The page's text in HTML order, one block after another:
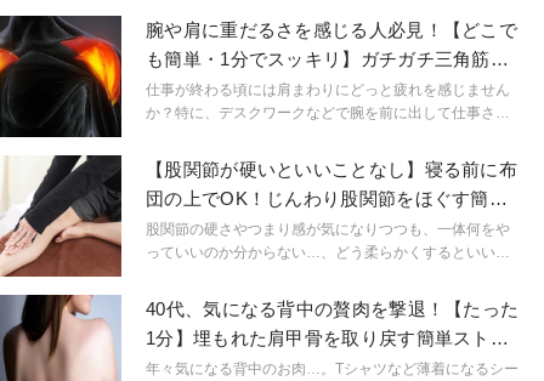
レッチをご紹介します。
腕や肩に重だるさを感じる人必見！【どこで
も簡単・1分でスッキリ】ガチガチ三角筋を
ほぐすストレッチ
仕事が終わる頃には肩まわりにどっと疲れを感じません
か？特に、デスクワークなどで腕を前に出して仕事され
ます。そこで今回は、お仕事の合間にサクッとできちゃ
う簡単ストレッチをご紹介します。
【股関節が硬いといいことなし】寝る前に布
団の上でOK！じんわり股関節をほぐす簡単
ストレッチ
股関節の硬さやつまり感が気になりつつも、一体何をや
っていいのか分からない…、どう柔らかくするといい
回は簡単にできる股関節ほぐしストレッチをご紹介しま
す。
40代、気になる背中の贅肉を撃退！【たった
1分】埋もれた肩甲骨を取り戻す簡単ストレ
ッチ
年々気になる背中のお肉…。Tシャツなど薄着になるシー